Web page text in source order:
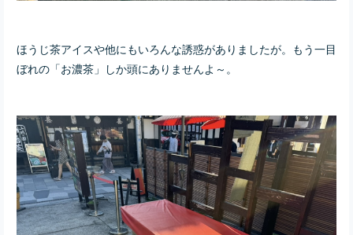
ほうじ茶アイスや他にもいろんな誘惑がありましたが。もう一目
ぼれの「お濃茶」しか頭にありませんよ～。